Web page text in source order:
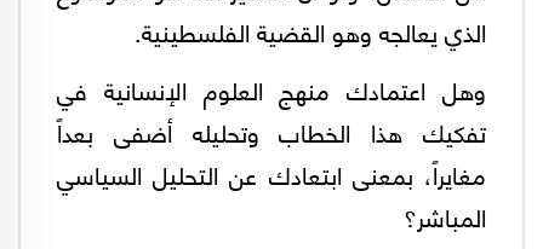
الذي يعالجه وهو القضية الفلسطينية.
وهل اعتمادك منهج العلوم الإنسانية في
تفكيك هذا الخطاب وتحليله أضفى بعداً
مغايراً، بمعنى ابتعادك عن التحليل السياسي
المباشر؟